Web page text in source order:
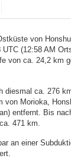
von
(12:58 AM
von ca. 24,2 km
diesmal ca. 276
von Morioka,
entfernt. Bis
471 km.
an einer